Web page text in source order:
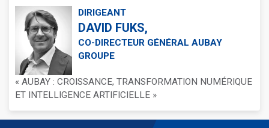
DIRIGEANT
DAVID FUKS,
CO-DIRECTEUR GÉNÉRAL AUBAY
GROUPE
« AUBAY : CROISSANCE, TRANSFORMATION NUMÉRIQUE
ET INTELLIGENCE ARTIFICIELLE »